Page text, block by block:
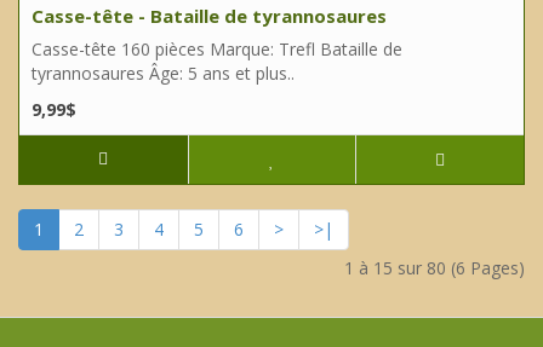
Casse-tête - Bataille de tyrannosaures
Casse-tête 160 pièces Marque: Trefl Bataille de
tyrannosaures Âge: 5 ans et plus..
9,99$
1 2 3 4 5 6 >
>|
1 à 15 sur 80 (6 Pages)